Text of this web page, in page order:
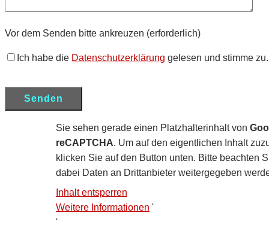
Vor dem Senden bitte ankreuzen (erforderlich)
Ich habe die Datenschutzerklärung gelesen und stimme zu.
Sie sehen gerade einen Platzhalterinhalt von
reCAPTCHA. Um auf den eigentlichen Inhalt
klicken Sie auf den Button unten. Bitte beachten
dabei Daten an Drittanbieter weitergegeben
Inhalt entsperren
Weitere Informationen '
'